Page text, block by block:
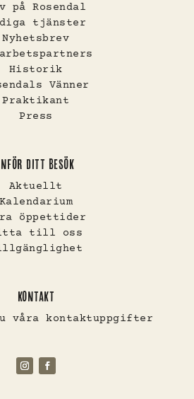
på Rosendal
tjänster
Nyhetsbrev
Historik
Vänner
Praktikant
Press
DITT BESÖK
Aktuellt
Kalendarium
öppettider
till oss
KONTAKT
våra kontaktuppgifter